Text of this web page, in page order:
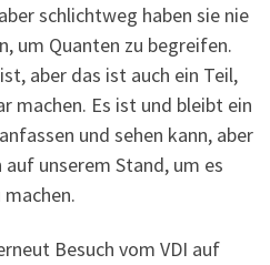
schlichtweg haben sie nie
um Quanten zu begreifen.
aber das ist auch ein Teil,
machen. Es ist und bleibt ein
und sehen kann, aber
unserem Stand, um es
Besuch vom VDI auf